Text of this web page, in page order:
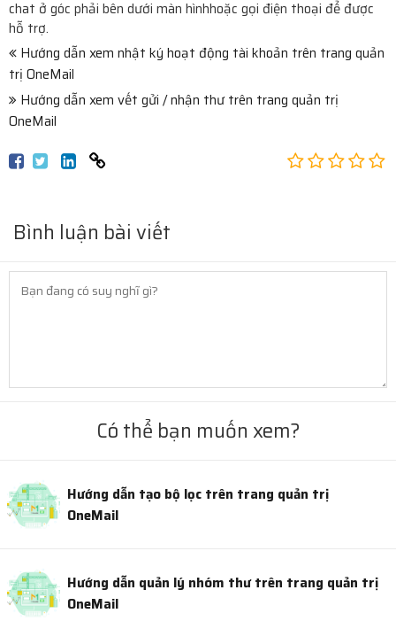
chat ở góc phải bên dưới màn hìnhhoặc gọi điện thoại để được
hỗ trợ.
Hướng dẫn xem nhật ký hoạt động tài khoản trên trang quản
trị OneMail
Hướng dẫn xem vết gửi / nhận thư trên trang quản trị
OneMail
Bình luận bài viết
Có thể bạn muốn xem?
Hướng dẫn tạo bộ lọc trên trang quản trị
OneMail
Hướng dẫn quản lý nhóm thư trên trang quản trị
OneMail